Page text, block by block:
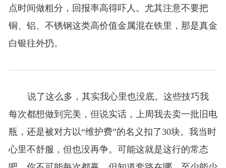
点时间做粗分，回报率高得吓人。尤其注意不要把
铜、铝、不锈钢这类高价值金属混在铁里，那是真金
白银往外扔。
说了这么多，其实我心里也没底。这些技巧我
每次都想做到完美，但说实话，上周我去卖一批旧电
瓶，还是被对方以“维护费”的名义扣了30块。我当时
心里不舒服，但也没再争。可能这就是这行的常态